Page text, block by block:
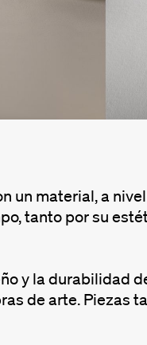
un material, a
tanto por su
y la durabilidad
de arte. Piezas